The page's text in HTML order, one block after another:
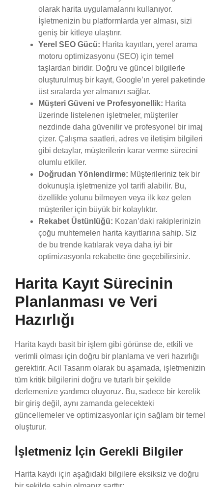
olarak harita uygulamalarını kullanıyor.
İşletmenizin bu platformlarda yer alması, sizi
geniş bir kitleye ulaştırır.
Yerel SEO Gücü: Harita kayıtları, yerel arama
motoru optimizasyonu (SEO) için temel
taşlardan biridir. Doğru ve güncel bilgilerle
oluşturulmuş bir kayıt, Google’ın yerel paketinde
üst sıralarda yer almanızı sağlar.
Müşteri Güveni ve Profesyonellik: Harita
üzerinde listelenen işletmeler, müşteriler
nezdinde daha güvenilir ve profesyonel bir imaj
çizer. Çalışma saatleri, adres ve iletişim bilgileri
gibi detaylar, müşterilerin karar verme sürecini
olumlu etkiler.
Doğrudan Yönlendirme: Müşterileriniz tek bir
dokunuşla işletmenize yol tarifi alabilir. Bu,
özellikle yolunu bilmeyen veya ilk kez gelen
müşteriler için büyük bir kolaylıktır.
Rekabet Üstünlüğü: Kozan’daki rakiplerinizin
çoğu muhtemelen harita kayıtlarına sahip. Siz
de bu trende katılarak veya daha iyi bir
optimizasyonla rekabette öne geçebilirsiniz.
Harita Kayıt Sürecinin
Planlanması ve Veri
Hazırlığı
Harita kaydı basit bir işlem gibi görünse de, etkili ve
verimli olması için doğru bir planlama ve veri hazırlığı
gerektirir. Acil Tasarım olarak bu aşamada, işletmenizin
tüm kritik bilgilerini doğru ve tutarlı bir şekilde
derlemenize yardımcı oluyoruz. Bu, sadece bir kerelik
bir giriş değil, aynı zamanda gelecekteki
güncellemeler ve optimizasyonlar için sağlam bir temel
oluşturur.
İşletmeniz İçin Gerekli Bilgiler
Harita kaydı için aşağıdaki bilgilere eksiksiz ve doğru